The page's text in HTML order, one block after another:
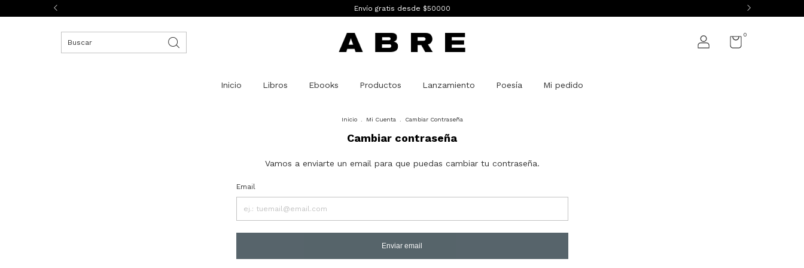
Envío gratis desde $50000
0
Inicio Libros Ebooks Productos Lanzamiento Poesía Mi pedido
Inicio Mi Cuenta Cambiar Contraseña
Cambiar contraseña
Vamos a enviarte un email para que puedas cambiar tu contraseña.
Email
Enviar email